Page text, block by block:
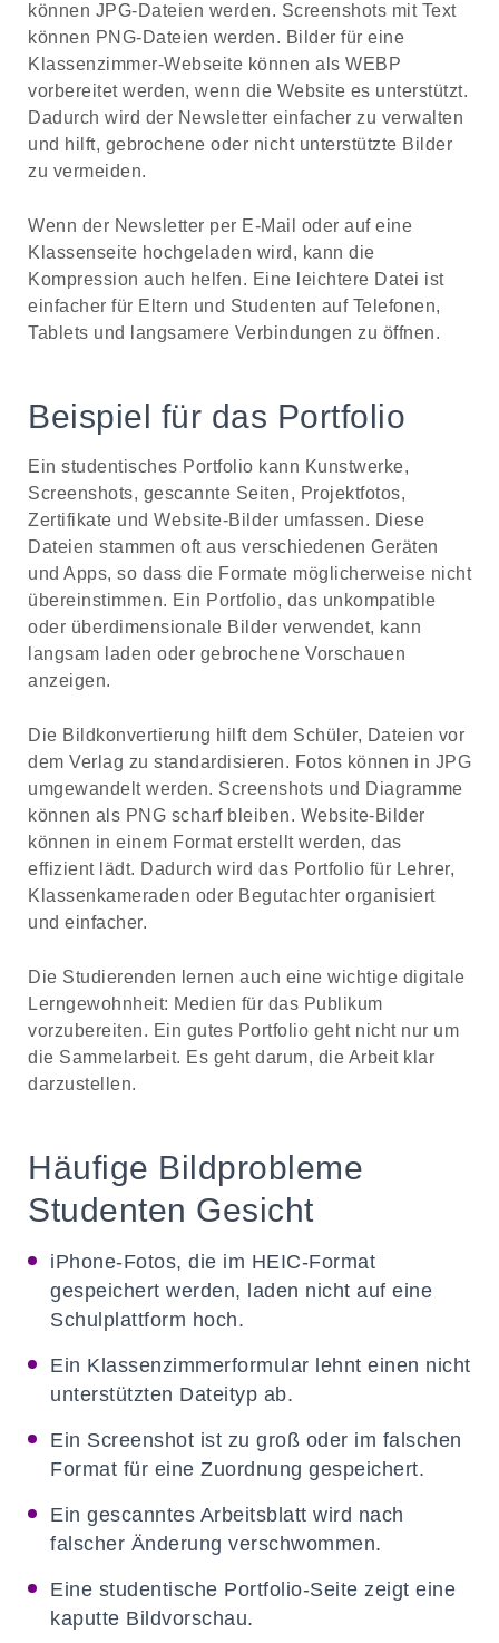
können JPG-Dateien werden. Screenshots mit Text
können PNG-Dateien werden. Bilder für eine
Klassenzimmer-Webseite können als WEBP
vorbereitet werden, wenn die Website es unterstützt.
Dadurch wird der Newsletter einfacher zu verwalten
und hilft, gebrochene oder nicht unterstützte Bilder
zu vermeiden.
Wenn der Newsletter per E-Mail oder auf eine
Klassenseite hochgeladen wird, kann die
Kompression auch helfen. Eine leichtere Datei ist
einfacher für Eltern und Studenten auf Telefonen,
Tablets und langsamere Verbindungen zu öffnen.
Beispiel für das Portfolio
Ein studentisches Portfolio kann Kunstwerke,
Screenshots, gescannte Seiten, Projektfotos,
Zertifikate und Website-Bilder umfassen. Diese
Dateien stammen oft aus verschiedenen Geräten
und Apps, so dass die Formate möglicherweise nicht
übereinstimmen. Ein Portfolio, das unkompatible
oder überdimensionale Bilder verwendet, kann
langsam laden oder gebrochene Vorschauen
anzeigen.
Die Bildkonvertierung hilft dem Schüler, Dateien vor
dem Verlag zu standardisieren. Fotos können in JPG
umgewandelt werden. Screenshots und Diagramme
können als PNG scharf bleiben. Website-Bilder
können in einem Format erstellt werden, das
effizient lädt. Dadurch wird das Portfolio für Lehrer,
Klassenkameraden oder Begutachter organisiert
und einfacher.
Die Studierenden lernen auch eine wichtige digitale
Lerngewohnheit: Medien für das Publikum
vorzubereiten. Ein gutes Portfolio geht nicht nur um
die Sammelarbeit. Es geht darum, die Arbeit klar
darzustellen.
Häufige Bildprobleme
Studenten Gesicht
iPhone-Fotos, die im HEIC-Format
gespeichert werden, laden nicht auf eine
Schulplattform hoch.
Ein Klassenzimmerformular lehnt einen nicht
unterstützten Dateityp ab.
Ein Screenshot ist zu groß oder im falschen
Format für eine Zuordnung gespeichert.
Ein gescanntes Arbeitsblatt wird nach
falscher Änderung verschwommen.
Eine studentische Portfolio-Seite zeigt eine
kaputte Bildvorschau.